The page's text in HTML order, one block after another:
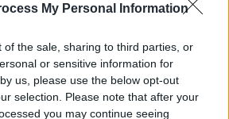
My Personal Information
of the sale, sharing to third parties, or
or sensitive information for
us, please use the below opt-out
selection. Please note that after your
you may continue seeing